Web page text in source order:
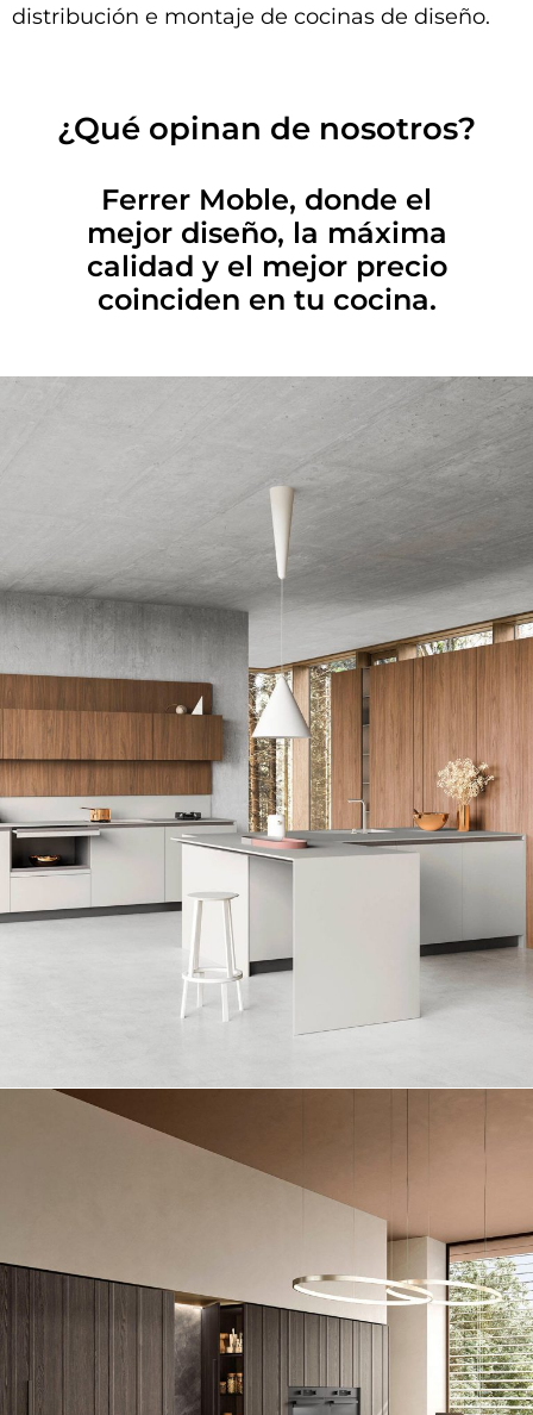
distribución e montaje de cocinas de diseño.
¿Qué opinan de nosotros?
Ferrer Moble, donde el
mejor diseño, la máxima
calidad y el mejor precio
coinciden en tu cocina.